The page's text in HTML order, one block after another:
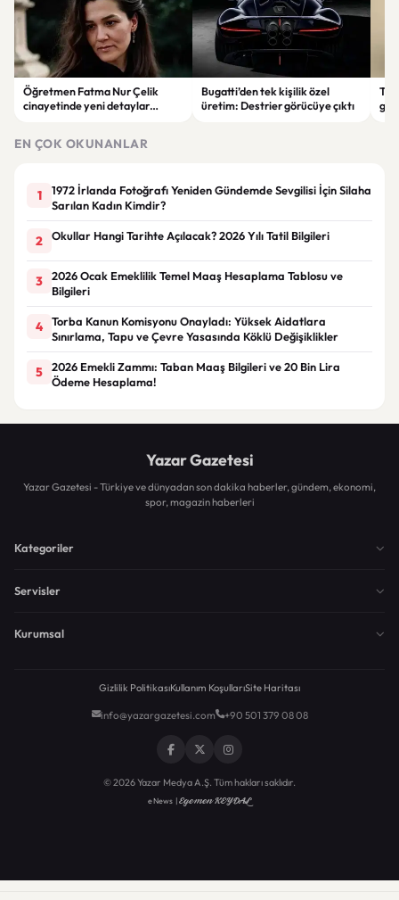
Öğretmen Fatma Nur Çelik
cinayetinde yeni detaylar
Bugatti’den tek kişilik özel
üretim: Destrier görücüye çıktı
EN ÇOK OKUNANLAR
1
1972 İrlanda Fotoğrafı Yeniden Gündemde Sevgilisi İçin Silaha
Sarılan Kadın Kimdir?
2 Okullar Hangi Tarihte Açılacak? 2026 Yılı Tatil Bilgileri
3
2026 Ocak Emeklilik Temel Maaş Hesaplama Tablosu ve
Bilgileri
4
Torba Kanun Komisyonu Onayladı: Yüksek Aidatlara
Sınırlama, Tapu ve Çevre Yasasında Köklü Değişiklikler
5
2026 Emekli Zammı: Taban Maaş Bilgileri ve 20 Bin Lira
Ödeme Hesaplama!
Yazar Gazetesi
Yazar Gazetesi - Türkiye ve dünyadan son dakika haberler, gündem, ekonomi,
spor, magazin haberleri
Kategoriler
Servisler
Kurumsal
Gizlilik PolitikasıKullanım KoşullarıSite Haritası
info@yazargazetesi.com +90 501 379 08 08
© 2026 Yazar Medya A.Ş. Tüm hakları saklıdır.
eNews |Egemen KEYDAL